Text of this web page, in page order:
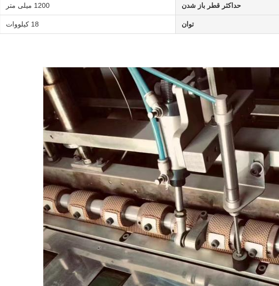
حداکثر قطر باز شدن 1200 میلی متر
توان 18 کیلووات